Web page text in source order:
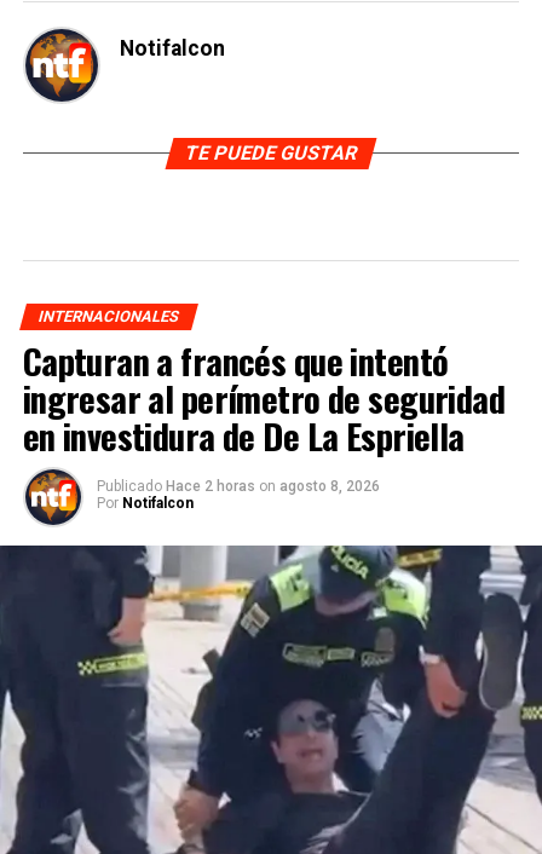
Notifalcon
TE PUEDE GUSTAR
INTERNACIONALES
Capturan a francés que intentó
ingresar al perímetro de seguridad
en investidura de De La Espriella
Publicado Hace 2 horas on agosto 8, 2026
Por Notifalcon